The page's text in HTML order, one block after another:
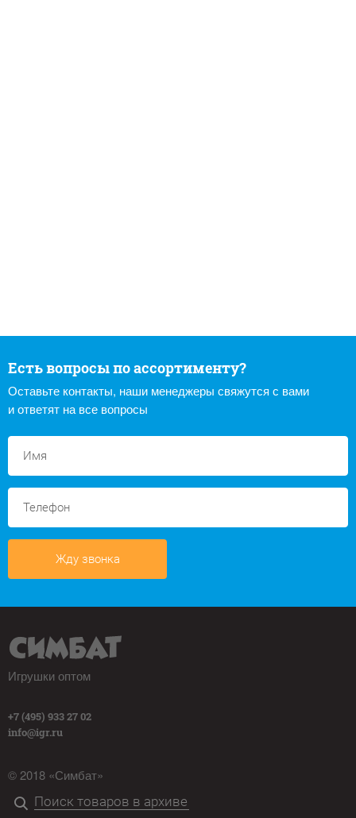
Есть вопросы по ассортименту?
Оставьте контакты, наши менеджеры свяжутся с вами
и ответят на все вопросы
Жду звонка
Игрушки оптом
+7 (495) 933 27 02
info@igr.ru
© 2018 «Симбат»